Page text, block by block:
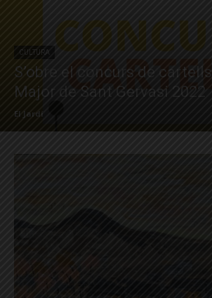
CULTURA
S’obre el concurs de
Major de Sant Gervasi 2022
El Jardí